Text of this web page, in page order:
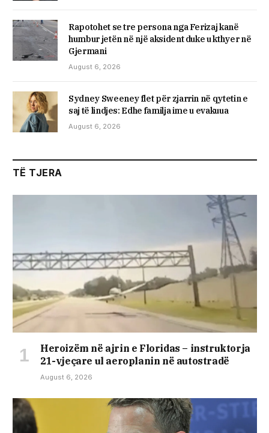
Rapotohet se tre persona nga Ferizaj kanë
humbur jetën në një aksident duke u kthyer në
Gjermani
August 6, 2026
Sydney Sweeney flet për zjarrin në qytetin e
saj të lindjes: Edhe familja ime u evakuua
August 6, 2026
TË TJERA
Heroizëm në ajrin e Floridas – instruktorja
21-vjeçare ul aeroplanin në autostradë
August 6, 2026